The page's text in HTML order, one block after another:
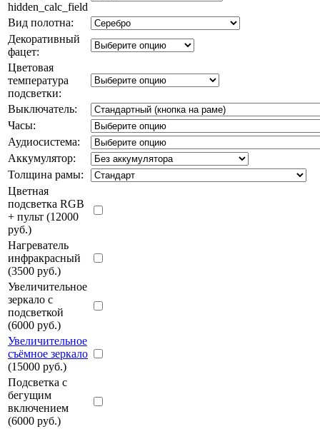
hidden_calc_field
Вид полотна:
Декоративный
фацет:
Цветовая
температура
подсветки:
Выключатель:
Часы:
Аудиосистема:
Аккумулятор:
Толщина рамы:
Цветная
подсветка RGB
+ пульт (12000
руб.)
Нагреватель
инфракрасный
(3500 руб.)
Увеличительное
зеркало с
подсветкой
(6000 руб.)
Увеличительное
съёмное зеркало
(15000 руб.)
Подсветка с
бегущим
включением
(6000 руб.)